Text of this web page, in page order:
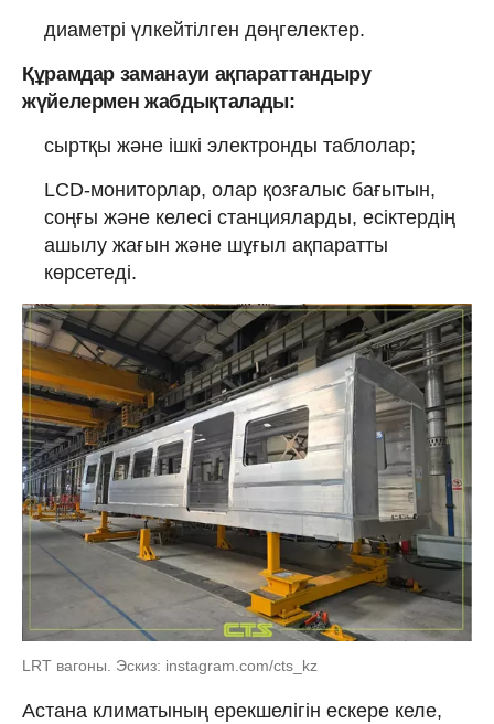
диаметрі үлкейтілген дөңгелектер.
Құрамдар заманауи ақпараттандыру
жүйелермен жабдықталады:
сыртқы және ішкі электронды таблолар;
LCD-мониторлар, олар қозғалыс бағытын,
соңғы және келесі станцияларды, есіктердің
ашылу жағын және шұғыл ақпаратты
көрсетеді.
LRT вагоны. Эскиз: instagram.com/cts_kz
Астана климатының ерекшелігін ескере келе,